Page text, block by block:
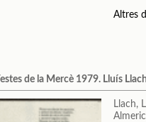
Altres
de la Mercè 1979. Lluís
Llach,